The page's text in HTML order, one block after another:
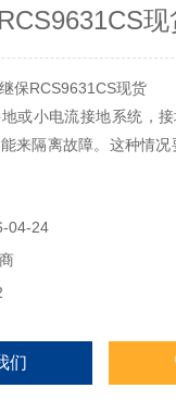
现
保RCS9631CS现货
或小电流接地系统，
来隔离故障。这种情
应的，本装置提供了两
序Ⅱ段可经控制字选择是
04-24
们